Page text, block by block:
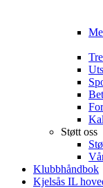
Støtt oss
Klubbhåndbok
Kjelsås IL